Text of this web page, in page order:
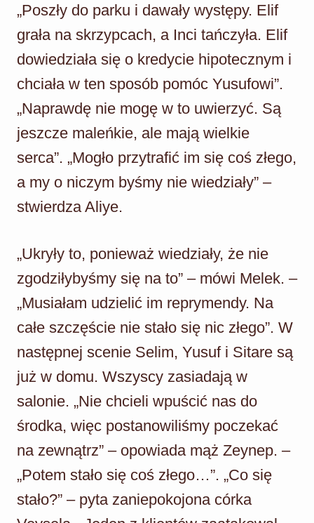
„Poszły do parku i dawały występy. Elif
grała na skrzypcach, a Inci tańczyła. Elif
dowiedziała się o kredycie hipotecznym i
chciała w ten sposób pomóc Yusufowi”.
„Naprawdę nie mogę w to uwierzyć. Są
jeszcze maleńkie, ale mają wielkie
serca”. „Mogło przytrafić im się coś złego,
a my o niczym byśmy nie wiedziały” –
stwierdza Aliye.
„Ukryły to, ponieważ wiedziały, że nie
zgodziłybyśmy się na to” – mówi Melek. –
„Musiałam udzielić im reprymendy. Na
całe szczęście nie stało się nic złego”. W
następnej scenie Selim, Yusuf i Sitare są
już w domu. Wszyscy zasiadają w
salonie. „Nie chcieli wpuścić nas do
środka, więc postanowiliśmy poczekać
na zewnątrz” – opowiada mąż Zeynep. –
„Potem stało się coś złego…”. „Co się
stało?” – pyta zaniepokojona córka